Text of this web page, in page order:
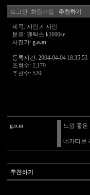
로그인 회원가입 추천하기
제목: 사람과 사람
분류: 펜탁스 k1000se
사진가: g.o.m
등록시간: 2004-04-04 18:35:53
조회수: 2,179
추천수: 520
g.o.m 느낌 좋은
네가티브
추천하기